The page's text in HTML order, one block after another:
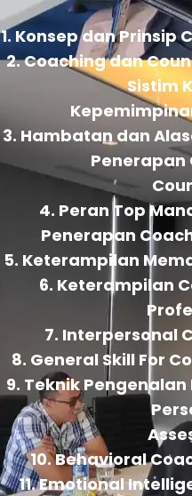
1. Konsep dan Prinsip
2. Coaching dan
Sistim
3. Hambatan dan
Penerapan
4. Peran Top
Penerapan
5. Keterampilan
6. Keterampilan
7. Interpersonal
8. General Skill For
9. Teknik
10. Behavioral
11. Emotional